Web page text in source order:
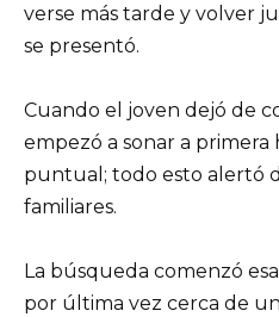
verse más tarde y volver
se presentó.
Cuando el joven dejó de
empezó a sonar a primera
puntual; todo esto alertó
familiares.
La búsqueda comenzó
por última vez cerca de